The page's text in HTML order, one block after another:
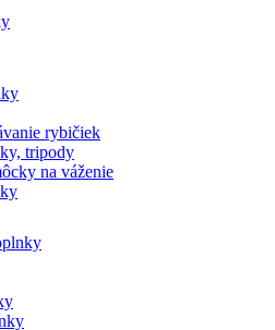
rybičiek
tripody
na váženie